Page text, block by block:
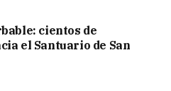
cientos de
el Santuario de San